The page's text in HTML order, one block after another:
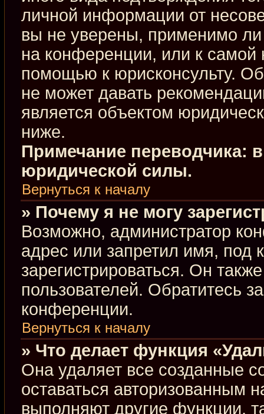
личной информации от
вы не уверены, применимо
на конференции, или к самой
помощью к юрисконсульту.
не может давать
является объектом
ниже.
Примечание переводчика:
юридической силы.
Вернуться к началу
» Почему я не могу
Возможно, администратор
адрес или запретил имя, под
зарегистрироваться. Он
пользователей. Обратитесь
конференции.
Вернуться к началу
» Что делает функция
Она удаляет все созданные
оставаться авторизованным
выполняют другие функции,